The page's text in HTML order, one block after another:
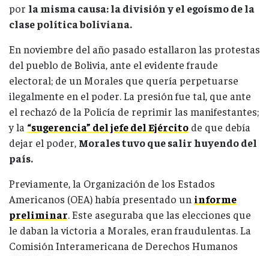
por la misma causa: la división y el egoísmo de la
clase política boliviana.
En noviembre del año pasado estallaron las protestas
del pueblo de Bolivia, ante el evidente fraude
electoral; de un Morales que quería perpetuarse
ilegalmente en el poder. La presión fue tal, que ante
el rechazó de la Policía de reprimir las manifestantes;
y la “sugerencia” del jefe del Ejército de que debía
dejar el poder, Morales tuvo que salir huyendo del
país.
Previamente, la Organización de los Estados
Americanos (OEA) había presentado un informe
preliminar. Este aseguraba que las elecciones que
le daban la victoria a Morales, eran fraudulentas. La
Comisión Interamericana de Derechos Humanos